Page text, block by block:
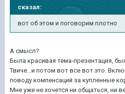
сказал:
вот об этом и поговорим плотно
А смысл?
Была красивая тема-презентация,
Твиче...и потом вот все вот это.
поводу компенсаций за купленные
Мне уже не хочется ни общаться, ни